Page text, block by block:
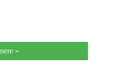
4500 samt
clips…
»